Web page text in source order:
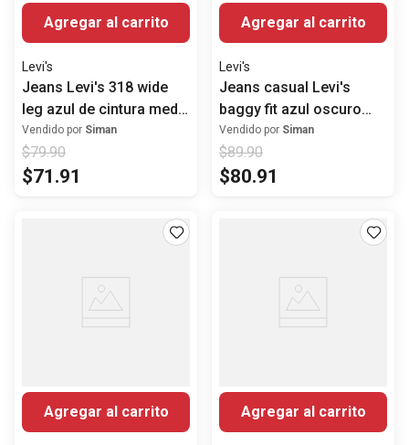
Agregar al carrito
Levi's
Jeans Levi's 318 wide
leg azul de cintura media
para mujer
Vendido por Siman
$79.90
$71 .91
Agregar al carrito
Levi's
Jeans casual Levi's
baggy fit azul oscuro
denim para mujer
Vendido por Siman
$89.90
$80.91
Agregar al carrito Agregar al carrito